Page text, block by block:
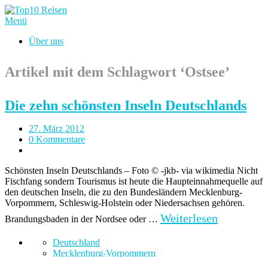
Menü
Über uns
Artikel mit dem Schlagwort ‘Ostsee’
Die zehn schönsten Inseln Deutschlands
27. März 2012
0 Kommentare
Schönsten Inseln Deutschlands – Foto © -jkb- via wikimedia Nicht
Fischfang sondern Tourismus ist heute die Haupteinnahmequelle auf
den deutschen Inseln, die zu den Bundesländern Mecklenburg-
Vorpommern, Schleswig-Holstein oder Niedersachsen gehören.
Brandungsbaden in der Nordsee oder … Weiterlesen
Deutschland
Mecklenburg-Vorpommern